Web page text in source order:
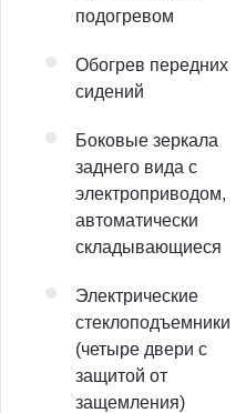
подогревом
Обогрев передних
сидений
Боковые зеркала
заднего вида с
электроприводом,
автоматически
складывающиеся
Электрические
стеклоподъемники
(четыре двери с
защитой от
защемления)